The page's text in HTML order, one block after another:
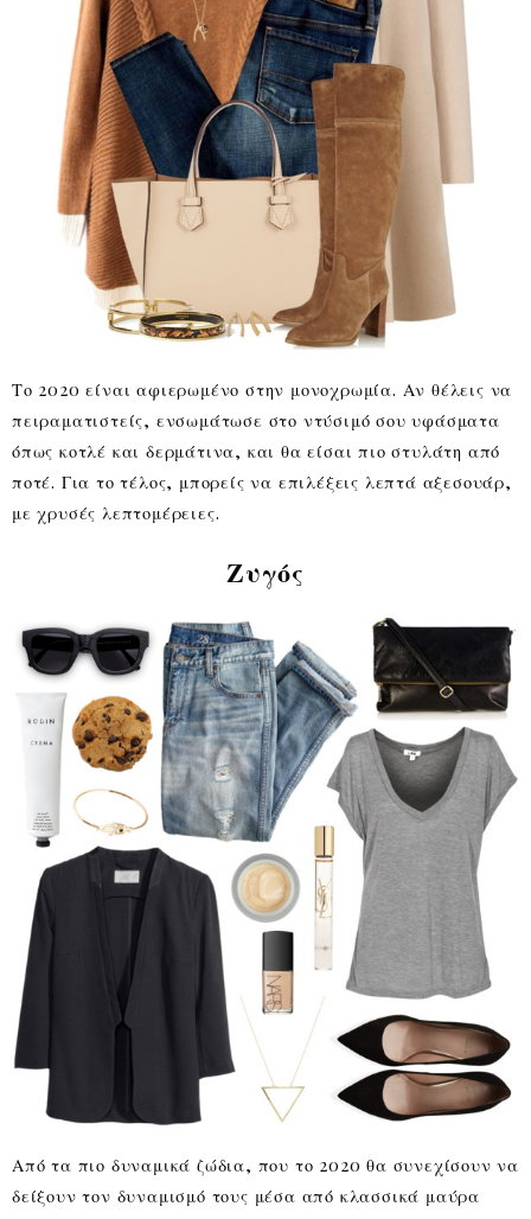
Το 2020 είναι αφιερωμένο στην μονοχρωμία. Αν θέλεις να
πειραματιστείς, ενσωμάτωσε στο ντύσιμό σου υφάσματα
όπως κοτλέ και δερμάτινα, και θα είσαι πιο στυλάτη από
ποτέ. Για το τέλος, μπορείς να επιλέξεις λεπτά αξεσουάρ,
με χρυσές λεπτομέρειες.
Ζυγός
Από τα πιο δυναμικά ζώδια, που το 2020 θα συνεχίσουν να
δείξουν τον δυναμισμό τους μέσα από κλασσικά μαύρα